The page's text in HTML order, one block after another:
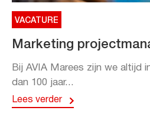
VACATURE
Marketing
Bij AVIA Marees zijn we altijd
dan 100 jaar...
Lees verder